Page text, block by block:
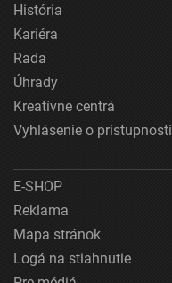
História
Kariéra
Rada
Úhrady
Kreatívne centrá
Vyhlásenie o prístupnosti
E-SHOP
Reklama
Mapa stránok
Logá na stiahnutie